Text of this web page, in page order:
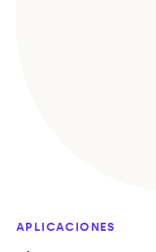
APLICACIONES